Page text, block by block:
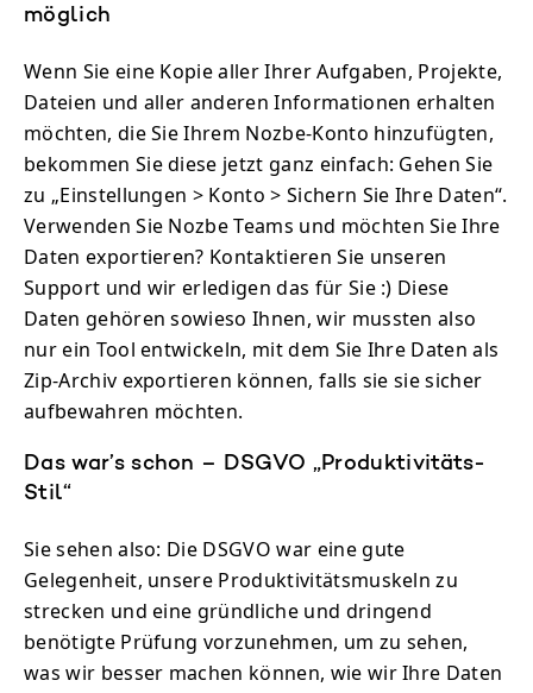
möglich
Wenn Sie eine Kopie aller Ihrer Aufgaben, Projekte,
Dateien und aller anderen Informationen erhalten
möchten, die Sie Ihrem Nozbe-Konto hinzufügten,
bekommen Sie diese jetzt ganz einfach: Gehen Sie
zu „Einstellungen > Konto > Sichern Sie Ihre Daten“.
Verwenden Sie Nozbe Teams und möchten Sie Ihre
Daten exportieren? Kontaktieren Sie unseren
Support und wir erledigen das für Sie :) Diese
Daten gehören sowieso Ihnen, wir mussten also
nur ein Tool entwickeln, mit dem Sie Ihre Daten als
Zip-Archiv exportieren können, falls sie sie sicher
aufbewahren möchten.
Das war’s schon – DSGVO „Produktivitäts-
Stil“
Sie sehen also: Die DSGVO war eine gute
Gelegenheit, unsere Produktivitätsmuskeln zu
strecken und eine gründliche und dringend
benötigte Prüfung vorzunehmen, um zu sehen,
was wir besser machen können, wie wir Ihre Daten